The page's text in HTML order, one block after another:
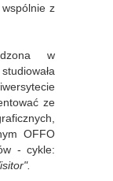
z
w
ze
OFFO
- cykle: